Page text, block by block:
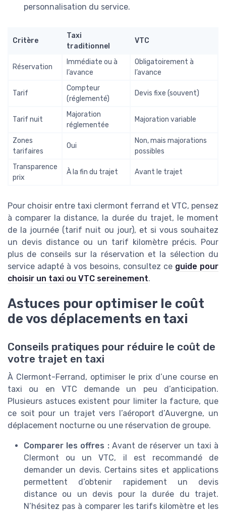
personnalisation du service.
Critère
Taxi
traditionnel
VTC
Réservation
Immédiate ou à
l’avance
Obligatoirement à
l’avance
Tarif
Compteur
(réglementé)
Devis fixe (souvent)
Tarif nuit
Majoration
réglementée
Majoration variable
Zones
tarifaires
Oui
Non, mais majorations
possibles
Transparence
prix
À la fin du trajet Avant le trajet
Pour choisir entre taxi clermont ferrand et VTC, pensez
à comparer la distance, la durée du trajet, le moment
de la journée (tarif nuit ou jour), et si vous souhaitez
un devis distance ou un tarif kilomètre précis. Pour
plus de conseils sur la réservation et la sélection du
service adapté à vos besoins, consultez ce guide pour
choisir un taxi ou VTC sereinement.
Astuces pour optimiser le coût
de vos déplacements en taxi
Conseils pratiques pour réduire le coût de
votre trajet en taxi
À Clermont-Ferrand, optimiser le prix d’une course en
taxi ou en VTC demande un peu d’anticipation.
Plusieurs astuces existent pour limiter la facture, que
ce soit pour un trajet vers l’aéroport d’Auvergne, un
déplacement nocturne ou une réservation de groupe.
Comparer les offres :Avant de réserver un taxi à
Clermont ou un VTC, il est recommandé de
demander un devis. Certains sites et applications
permettent d’obtenir rapidement un devis
distance ou un devis pour la durée du trajet.
N’hésitez pas à comparer les tarifs kilomètre et les